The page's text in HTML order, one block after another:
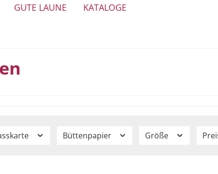
GUTE LAUNE KATALOGE
Büttenpapier Größe